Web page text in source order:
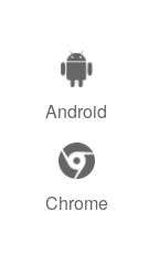
Android
Chrome